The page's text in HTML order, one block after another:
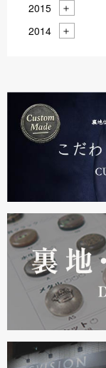
2015
2014